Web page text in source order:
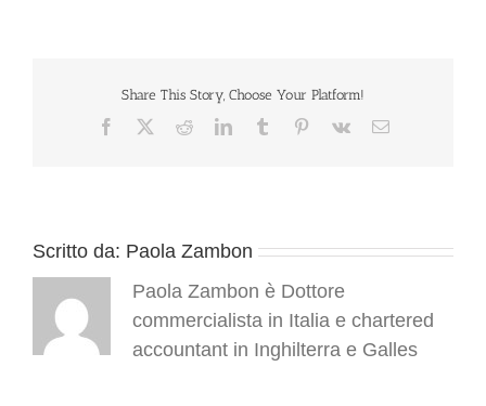
fisco
Regina
UK
Share This Story, Choose Your Platform!
Facebook RedditLinkedInTumblr Pinterest
Vk Email
Scritto da: Paola Zambon
Paola Zambon è Dottore
commercialista in Italia e chartered
accountant in Inghilterra e Galles